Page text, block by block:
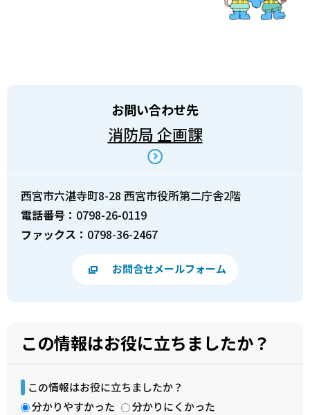
お問い合わせ先
消防局 企画課
西宮市六湛寺町8-28 西宮市役所第二庁舎2階
電話番号： 0798-26-0119
ファックス： 0798-36-2467
お問合せメールフォーム
この情報はお役に立ちましたか？
この情報はお役に立ちましたか？
分かりやすかった
分かりにくかった